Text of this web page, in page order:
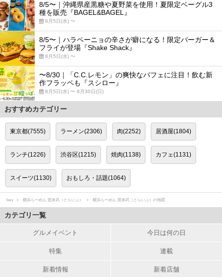
8/5〜｜沖縄県産黒糖や夏野菜を使用！夏限定ベーグル3
種を販売『BAGEL&BAGEL』
8月5日(水) 〜
8/5〜｜ハラペーニョの辛さが癖になる！限定バーガー＆
フライが登場『Shake Shack』
8月5日(水) 〜
〜8/30｜「C.C.レモン」の爽快なパフェに注目！飲む新
作フラッペも『スシロー』
8月5日(水) 〜 8月30日(日)
おすすめカテゴリー
東京都(7555) ラーメン(2306) 肉(2252) 居酒屋(1804)
ランチ(1226) 渋谷区(1215) 焼肉(1138) カフェ(1131)
スイーツ(1130) おもしろ・話題(1064)
favy 横浜らーめん 渡来武（とらいぶ） 横浜らーめん 渡来武（とらいぶ）の地図
カテゴリ一覧
グルメイベント 今日は何の日
特集 連載
新着情報 新着店舗